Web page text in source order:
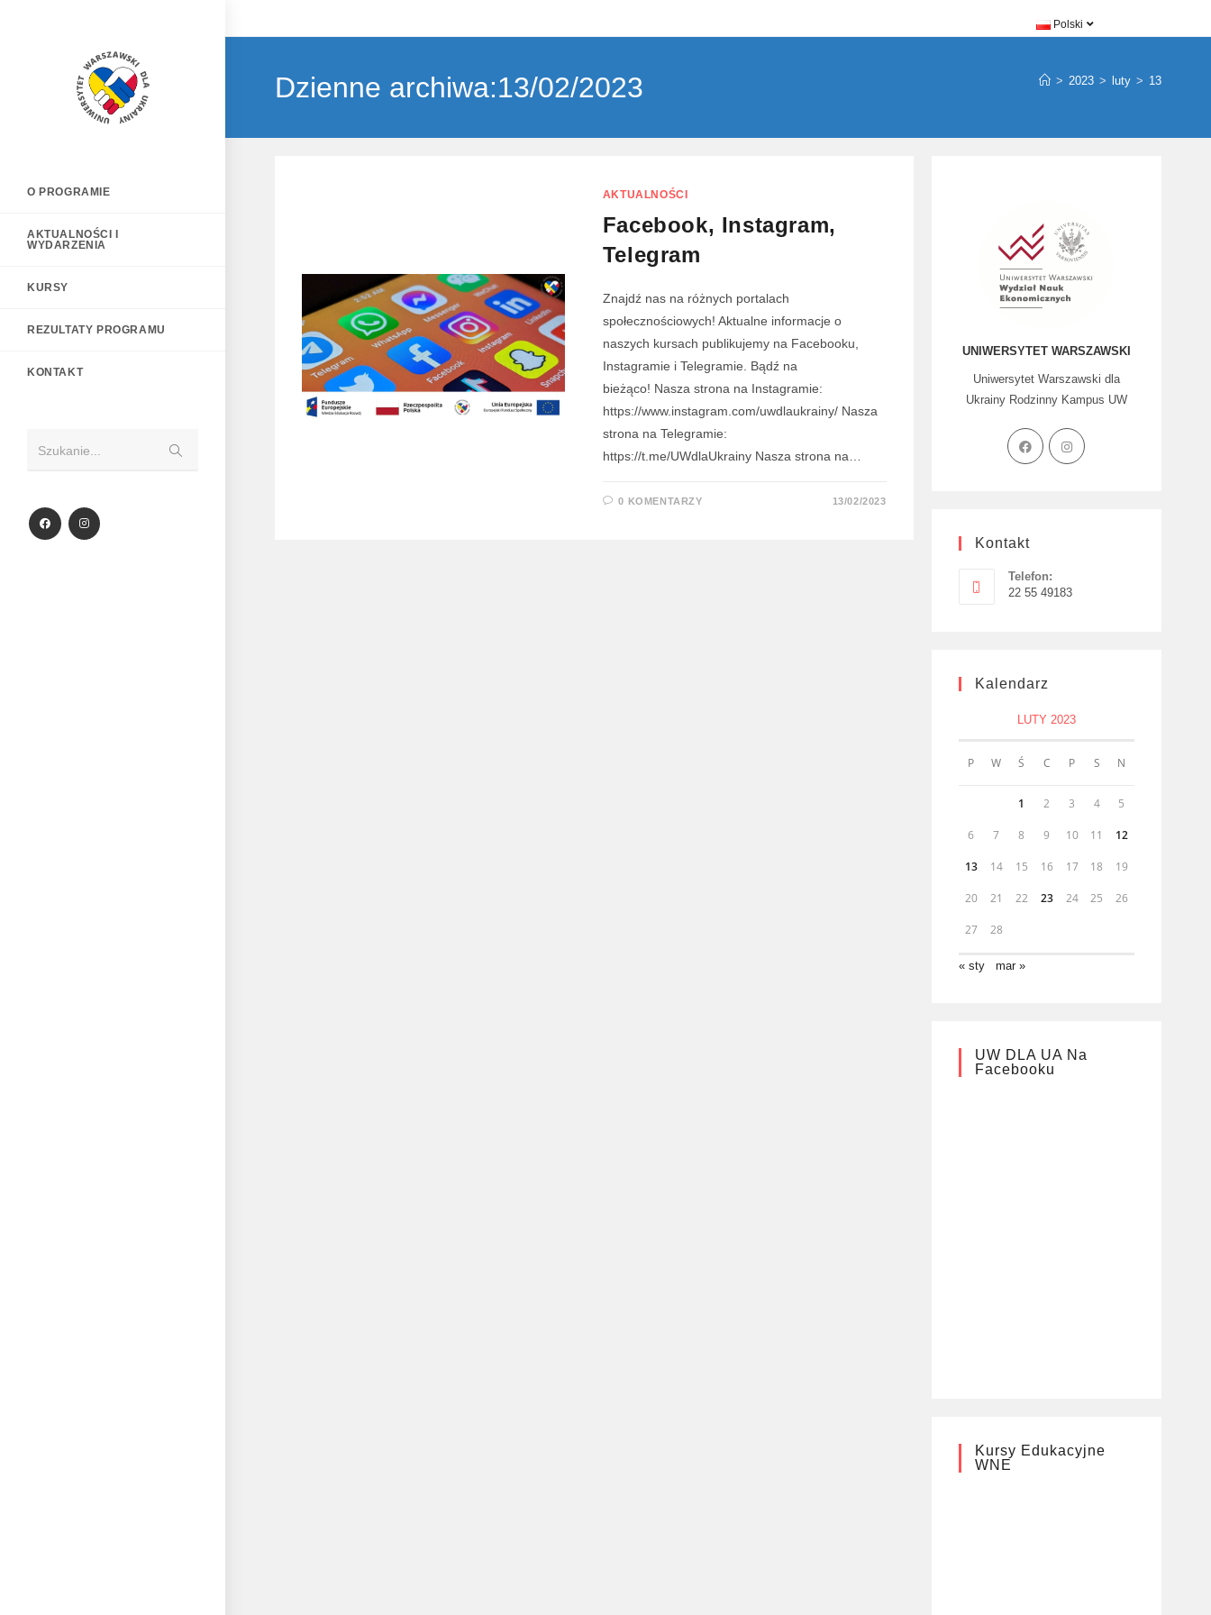
Polski
O PROGRAMIE
AKTUALNOŚCI I
WYDARZENIA
KURSY
REZULTATY PROGRAMU
KONTAKT
Szukanie...
Dzienne archiwa:13/02/2023 > 2023 > luty > 13
AKTUALNOŚCI
Facebook, Instagram,
Telegram
Znajdź nas na różnych portalach
społecznościowych! Aktualne informacje o
naszych kursach publikujemy na Facebooku,
Instagramie i Telegramie. Bądź na
bieżąco! Nasza strona na Instagramie:
https://www.instagram.com/uwdlaukrainy/ Nasza
strona na Telegramie:
https://t.me/UWdlaUkrainy Nasza strona na…
0 KOMENTARZY 13/02/2023
UNIWERSYTET WARSZAWSKI
Uniwersytet Warszawski dla
Ukrainy Rodzinny Kampus UW
Kontakt
Telefon:
22 55 49183
Kalendarz
LUTY 2023
P W Ś C P S N
1 2 3 4 5
6 7 8 9 10 11 12
13 14 15 16 17 18 19
20 21 22 23 24 25 26
27 28
« sty mar »
UW DLA UA Na
Facebooku
Kursy Edukacyjne
WNE